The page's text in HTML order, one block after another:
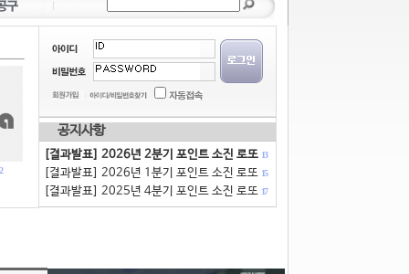
2
공지사항
[결과발표] 2026년 2분기 포인트 소진 로또 13
[결과발표] 2026년 1분기 포인트 소진 로또 15
[결과발표] 2025년 4분기 포인트 소진 로또 17